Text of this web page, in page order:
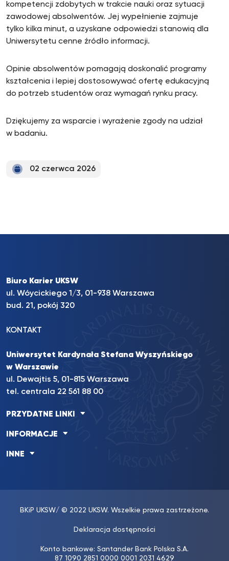
kompetencji zdobytych w trakcie nauki oraz sytuacji
zawodowej absolwentów. Jej wypełnienie zajmuje
tylko kilka minut, a uzyskane odpowiedzi stanowią dla
Uniwersytetu cenne źródło informacji.
Opinie absolwentów pomagają doskonalić programy
kształcenia i lepiej dostosowywać ofertę edukacyjną
do potrzeb studentów oraz wymagań rynku pracy.
Dziękujemy za wsparcie i wyrażenie zgody na udział
w badaniu.
02 czerwca 2026
Biuro Karier UKSW
ul. Wóycickiego 1/3, 01-938 Warszawa
bud. 21, pokój 320
KONTAKT
Uniwersytet Kardynała Stefana Wyszyńskiego
w Warszawie
ul. Dewajtis 5, 01-815 Warszawa
tel. centrala 22 561 88 00
PRZYDATNE LINKI
INFORMACJE
INNE
BKiP UKSW/ © 2022 UKSW. Wszelkie prawa zastrzeżone.
Deklaracja dostępności
Konto bankowe: Santander Bank Polska S.A.
87 1090 2851 0000 0001 2031 4629